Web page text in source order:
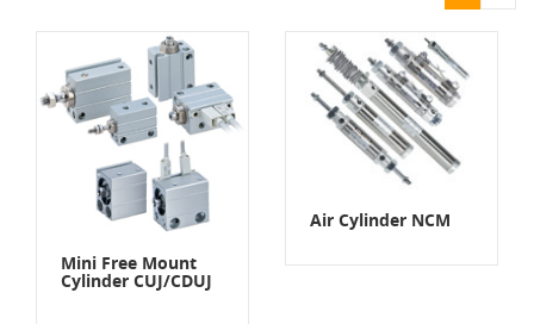
Mini Free Mount
Cylinder CUJ/CDUJ
Air Cylinder NCM